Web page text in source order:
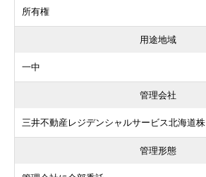
所有権
用途地域
一中
管理会社
三井不動産レジデンシャルサービス北海道株
管理形態